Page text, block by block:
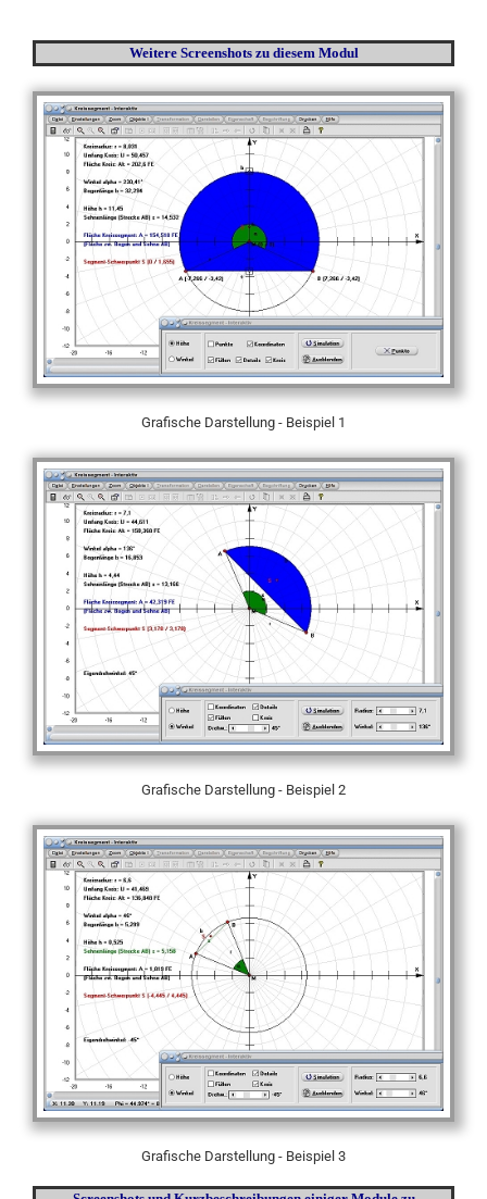
Weitere Screenshots zu diesem Modul
Grafische Darstellung - Beispiel 1
Grafische Darstellung - Beispiel 2
Grafische Darstellung - Beispiel 3